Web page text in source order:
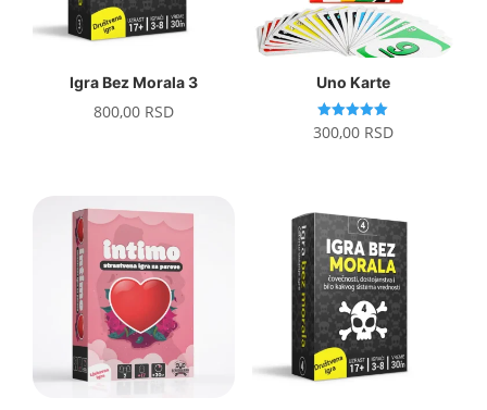
Igra Bez Morala 3
800,00 RSD
Uno Karte
Ocenjeno
sa
300,00 RSD